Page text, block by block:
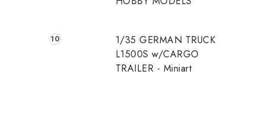
1/35 GERMAN TRUCK
L1500S w/CARGO
TRAILER - Miniart